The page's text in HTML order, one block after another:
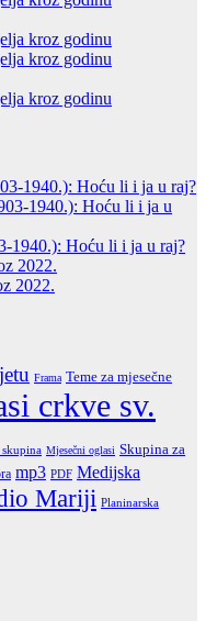
kroz godinu
kroz godinu
kroz godinu
1940.): Hoću li i ja u raj?
1940.): Hoću li i ja u
1940.): Hoću li i ja u raj?
2022.
2022.
Frama Teme za mjesečne
crkve sv.
Mjesečni oglasi Skupina za
mp3 PDF Medijska
Mariji Planinarska